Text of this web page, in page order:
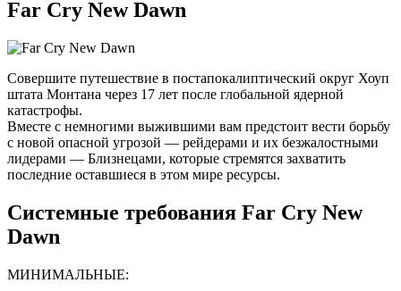
Far Cry New Dawn
Совершите путешествие в постапокалиптический округ Хоуп
штата Монтана через 17 лет после глобальной ядерной
катастрофы.
Вместе с немногими выжившими вам предстоит вести борьбу
с новой опасной угрозой — рейдерами и их безжалостными
лидерами — Близнецами, которые стремятся захватить
последние оставшиеся в этом мире ресурсы.
Системные требования Far Cry New
Dawn
МИНИМАЛЬНЫЕ: